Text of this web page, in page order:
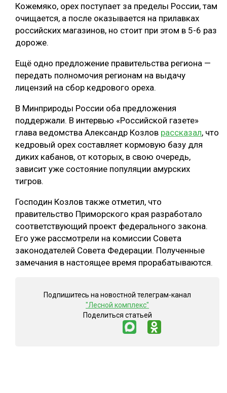
ДЕРЕВЯННОЕ ДОМОСТРОЕНИЕ
СОРТИРОВКА ДРЕВЕСИНЫ
СУШКА ДРЕВЕСИНЫ
МЕБЕЛЬНОЕ ПРОИЗВОДСТВО
Кожемяко, орех поступает за пределы России, там
очищается, а после оказывается на прилавках
российских магазинов, но стоит при этом в 5-6 раз
дороже.
Ещё одно предложение правительства региона —
передать полномочия регионам на выдачу
лицензий на сбор кедрового ореха.
В Минприроды России оба предложения
поддержали. В интервью «Российской газете»
глава ведомства Александр Козлов рассказал, что
кедровый орех составляет кормовую базу для
диких кабанов, от которых, в свою очередь,
зависит уже состояние популяции амурских
тигров.
Господин Козлов также отметил, что
правительство Приморского края разработало
соответствующий проект федерального закона.
Его уже рассмотрели на комиссии Совета
законодателей Совета Федерации. Полученные
замечания в настоящее время прорабатываются.
Подпишитесь на новостной телеграм-канал
"Лесной комплекс"
Поделиться статьей